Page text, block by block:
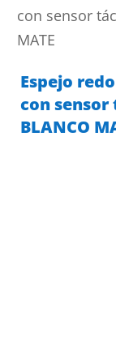
con sensor
MATE
Espejo
con
BLANCO